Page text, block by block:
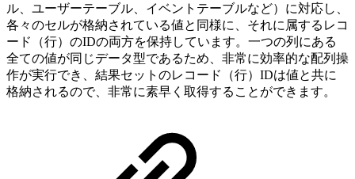
ル、ユーザーテーブル、イベントテーブルなど）に対応し、
各々のセルが格納されている値と同様に、それに属するレコ
ード（行）のIDの両方を保持しています。一つの列にある
全ての値が同じデータ型であるため、非常に効率的な配列操
作が実行でき、結果セットのレコード（行）IDは値と共に
格納されるので、非常に素早く取得することができます。